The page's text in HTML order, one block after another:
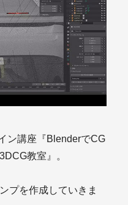
ン講座『BlenderでCG
教室』。
プを作成していきま